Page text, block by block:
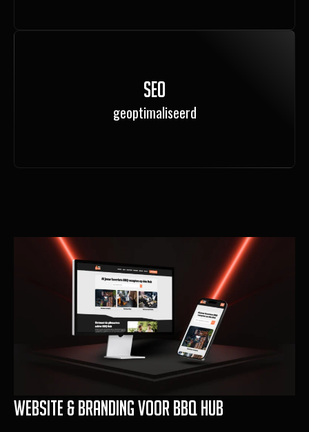
SEO
geoptimaliseerd
Website & branding voor BBQ Hub